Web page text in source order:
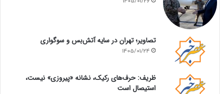
تصاویر؛ تهران در سایه آتش‌بس و سوگواری
1405/01/24
ظریف: حرف‌های رکیک، نشانه «پیروزی» نیست،
استیصال است